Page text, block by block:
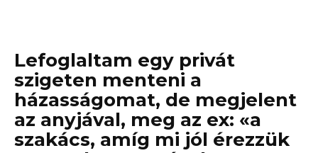
Lefoglaltam egy privát
szigeten menteni a
házasságomat, de megjelent
az anyjával, meg az ex: «a
szakács, amíg mi jól érezzük